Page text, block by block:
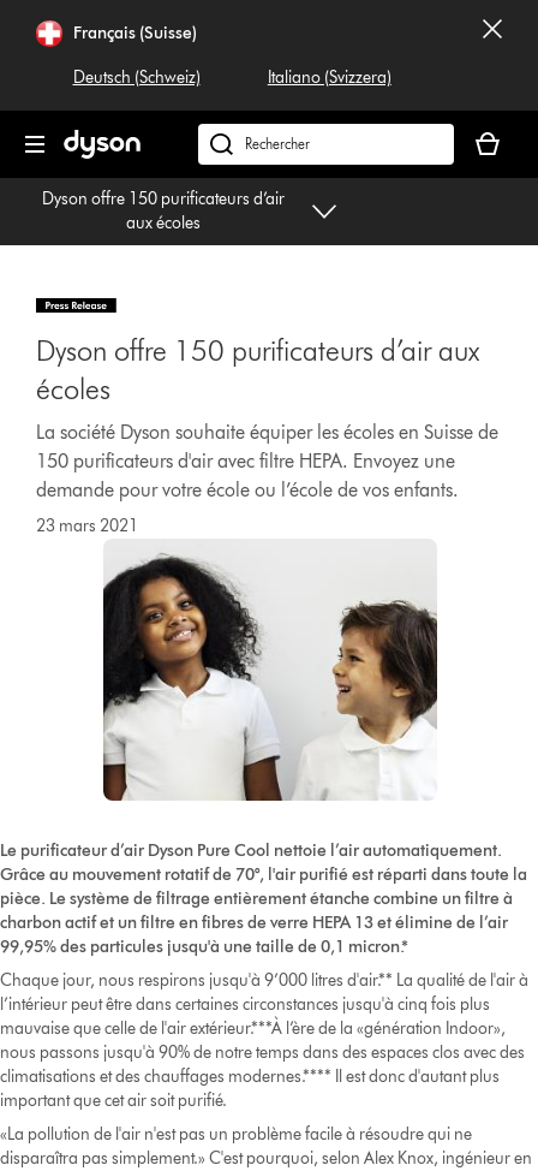
Français (Suisse)
Deutsch (Schweiz) Italiano (Svizzera)
Rechercher
dyson.ch
panier
est
Dyson offre 150 purificateurs d’air
aux écoles
Dyson offre 150 purificateurs d’air aux
écoles
La société Dyson souhaite équiper les écoles en Suisse de
150 purificateurs d'air avec filtre HEPA. Envoyez une
demande pour votre école ou l’école de vos enfants.
23 mars 2021
Le purificateur d’air Dyson Pure Cool nettoie l’air automatiquement.
Grâce au mouvement rotatif de 70°, l'air purifié est réparti dans toute la
pièce. Le système de filtrage entièrement étanche combine un filtre à
charbon actif et un filtre en fibres de verre HEPA 13 et élimine de l’air
99,95% des particules jusqu'à une taille de 0,1 micron.*
Chaque jour, nous respirons jusqu'à 9’000 litres d'air.** La qualité de l'air à
l’intérieur peut être dans certaines circonstances jusqu'à cinq fois plus
mauvaise que celle de l'air extérieur.***À l’ère de la «génération Indoor»,
nous passons jusqu'à 90% de notre temps dans des espaces clos avec des
climatisations et des chauffages modernes.**** Il est donc d'autant plus
important que cet air soit purifié.
«La pollution de l'air n'est pas un problème facile à résoudre qui ne
disparaîtra pas simplement.» C'est pourquoi, selon Alex Knox, ingénieur en